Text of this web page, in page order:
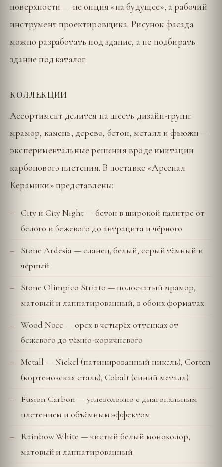
поверхности — не опция «на будущее», а рабочий
инструмент проектировщика. Рисунок фасада
можно разработать под здание, а не подбирать
здание под каталог.
КОЛЛЕКЦИИ
Ассортимент делится на шесть дизайн-групп:
мрамор, камень, дерево, бетон, металл и фьюжн —
экспериментальные решения вроде имитации
карбонового плетения. В поставке «Арсенал
Керамики» представлены:
City и City Night — бетон в широкой палитре от
белого и бежевого до антрацита и чёрного
Stone Ardesia — сланец, белый, серый тёмный и
чёрный
Stone Olimpico Striato — полосчатый мрамор,
матовый и лаппатированный, в обоих форматах
Wood Noce — орех в четырёх оттенках от
бежевого до тёмно-коричневого
Metall — Nickel (патинированный никель), Corten
(кортеновская сталь), Cobalt (синий металл)
Fusion Carbon — углеволокно с диагональным
плетением и объёмным эффектом
Rainbow White — чистый белый моноколор,
матовый и лаппатированный